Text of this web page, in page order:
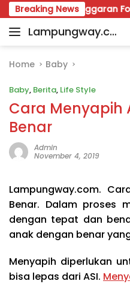
Skip
to
content
Breaking News
Anggaran Fokus
Lampungway.co
Portal
Daerah
Terpercaya
dan
Terupdate
Home Baby
Baby, Berita, Life Style
Cara Menyapih
Benar
Admin
November 4, 2019
Lampungway.com.
Benar. Dalam proses
dengan tepat dan
anak dengan benar
Menyapih diperlukan
bisa lepas dari ASI.